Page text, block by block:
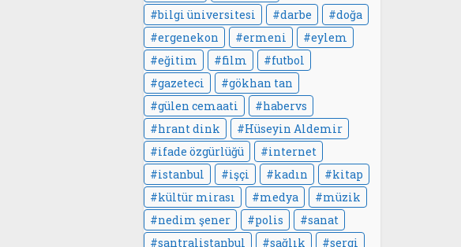
bilgi üniversitesi
darbe
doğa
ergenekon
ermeni
eylem
eğitim
film
futbol
gazeteci
gökhan tan
gülen cemaati
habervs
hrant dink
Hüseyin Aldemir
ifade özgürlüğü
internet
istanbul
işçi kadın
kitap
kültür mirası
medya
müzik
nedim şener
polis
sanat
santralistanbul
sağlık sergi